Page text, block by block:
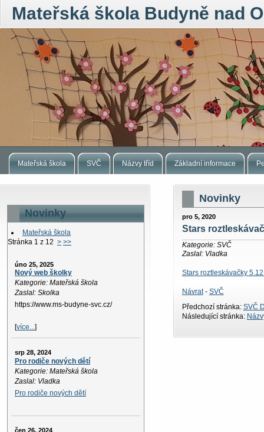
Mateřská škola Budyně nad
Mateřská škola SVČ Názvy tříd Základní informace
Novinky
Mateřská škola
Stránka 1 z 12 > >>
úno 25, 2025
Nový web školky
Kategorie: Mateřská škola
Zaslal: Skolka
https://www.ms-budyne-svc.cz/
[více...]
srp 28, 2024
Pro rodiče nových dětí
Kategorie: Mateřská škola
Zaslal: Vladka
Pro rodiče nových dětí
čen 26, 2024
Novinky
pro 5, 2020
Stars
Kategorie: SVČ
Zaslal: Vladka
Stars roztleskávačky
Návrat- SVČ
Předchozí stránka: SVČ
Následující stránka: